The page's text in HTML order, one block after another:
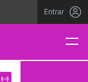
Entrar